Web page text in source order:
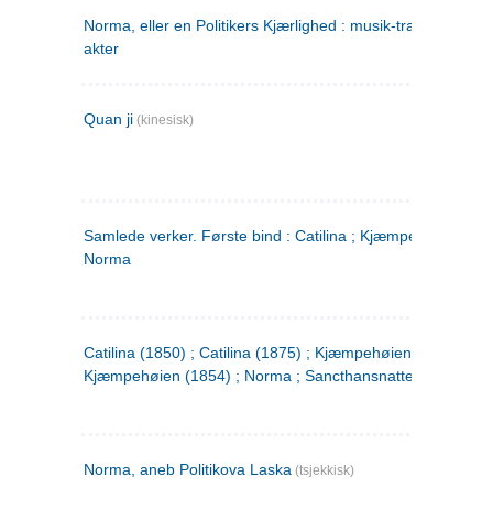
Norma, eller en Politikers Kjærlighed : musik-tragedie i tre
akter
Quan ji (kinesisk)
Samlede verker. Første bind : Catilina ; Kjæmpehøien ;
Norma
Catilina (1850) ; Catilina (1875) ; Kjæmpehøien (1850) ;
Kjæmpehøien (1854) ; Norma ; Sancthansnatten
Norma, aneb Politikova Laska (tsjekkisk)